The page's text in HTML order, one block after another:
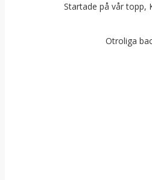
Startade på vår topp,
Otroliga